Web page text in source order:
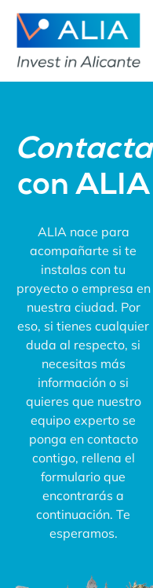
Contacta
con ALIA
ALIA nace para
acompañarte si te
instalas con tu
proyecto o empresa en
nuestra ciudad. Por
eso, si tienes cualquier
duda al respecto, si
necesitas más
información o si
quieres que nuestro
equipo experto se
ponga en contacto
contigo, rellena el
formulario que
encontrarás a
continuación. Te
esperamos.